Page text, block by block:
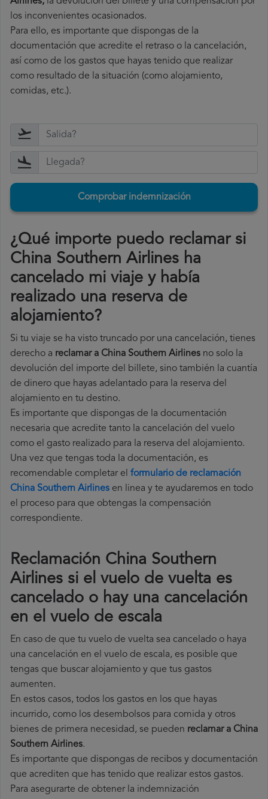
los inconvenientes ocasionados.
Para ello, es importante que dispongas de la
documentación que acredite el retraso o la cancelación,
así como de los gastos que hayas tenido que realizar
como resultado de la situación (como alojamiento,
comidas, etc.).
Comprobar indemnización
¿Qué importe puedo reclamar si
China Southern Airlines ha
cancelado mi viaje y había
realizado una reserva de
alojamiento?
Si tu viaje se ha visto truncado por una cancelación, tienes
derecho a reclamar a China Southern Airlines no solo la
devolución del importe del billete, sino también la cuantía
de dinero que hayas adelantado para la reserva del
alojamiento en tu destino.
Es importante que dispongas de la documentación
necesaria que acredite tanto la cancelación del vuelo
como el gasto realizado para la reserva del alojamiento.
Una vez que tengas toda la documentación, es
recomendable completar el formulario de reclamación
China Southern Airlines en linea y te ayudaremos en todo
el proceso para que obtengas la compensación
correspondiente.
Reclamación China Southern
Airlines si el vuelo de vuelta es
cancelado o hay una cancelación
en el vuelo de escala
En caso de que tu vuelo de vuelta sea cancelado o haya
una cancelación en el vuelo de escala, es posible que
tengas que buscar alojamiento y que tus gastos
aumenten.
En estos casos, todos los gastos en los que hayas
incurrido, como los desembolsos para comida y otros
bienes de primera necesidad, se pueden reclamar a China
Southern Airlines.
Es importante que dispongas de recibos y documentación
que acrediten que has tenido que realizar estos gastos.
Para asegurarte de obtener la indemnización